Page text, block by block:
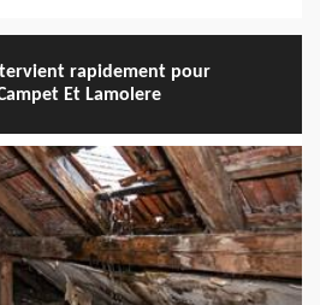
rapidement pour
Et Lamolere